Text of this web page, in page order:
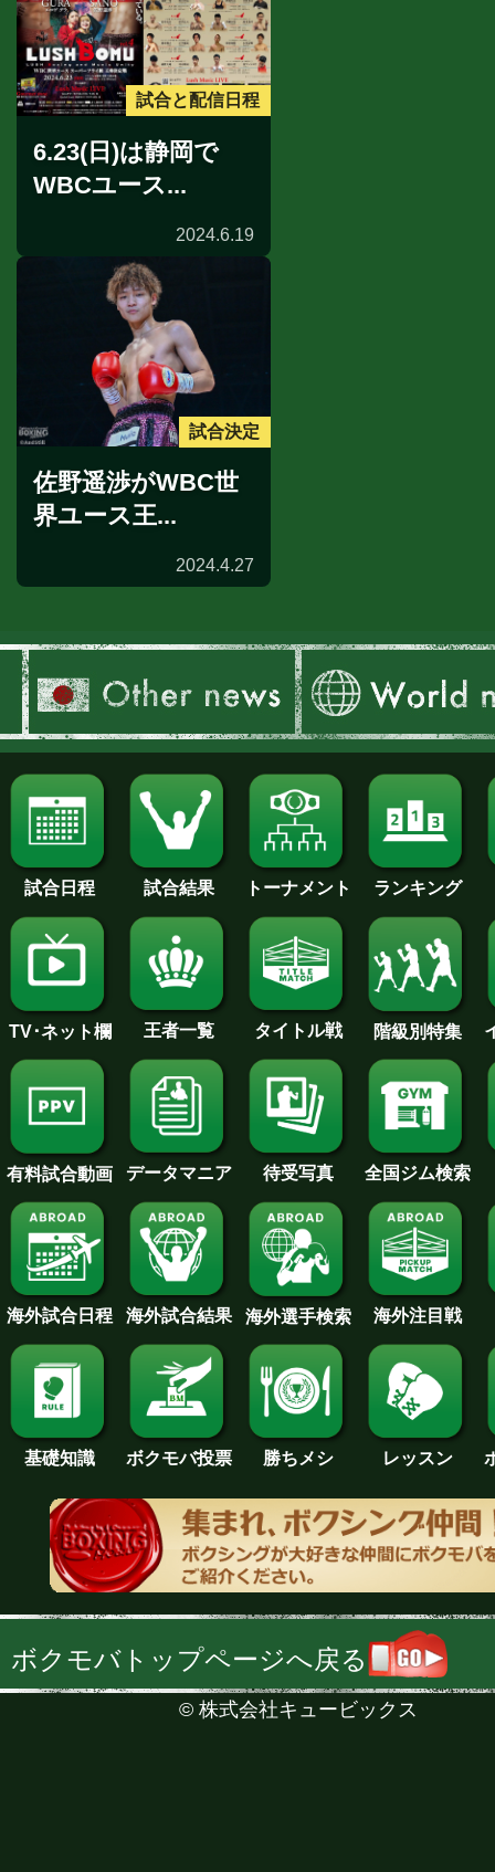
試合と配信日程
6.23(日)は静岡で
WBCユース...
2024.6.19
試合決定
佐野遥渉がWBC世
界ユース王...
2024.4.27
試合日程 試合結果 トーナメント ランキング
TV･ネット欄 王者一覧 タイトル戦 階級別特集
有料試合動画 データマニア 待受写真 全国ジム検索
海外試合日程 海外試合結果 海外選手検索 海外注目戦
基礎知識 ボクモバ投票 勝ちメシ レッスン
ボクモバトップページへ戻る
© 株式会社キュービックス